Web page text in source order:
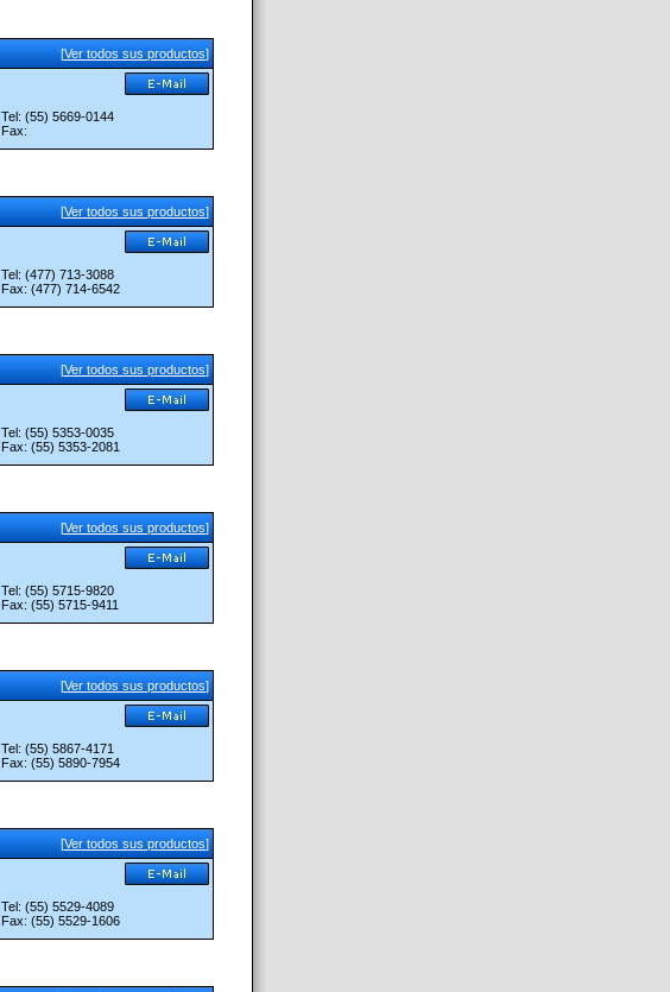
[Ver todos sus productos]
Tel: (55) 5669-0144
Fax:
[Ver todos sus productos]
Tel: (477) 713-3088
Fax: (477) 714-6542
[Ver todos sus productos]
Tel: (55) 5353-0035
Fax: (55) 5353-2081
[Ver todos sus productos]
Tel: (55) 5715-9820
Fax: (55) 5715-9411
[Ver todos sus productos]
Tel: (55) 5867-4171
Fax: (55) 5890-7954
[Ver todos sus productos]
Tel: (55) 5529-4089
Fax: (55) 5529-1606